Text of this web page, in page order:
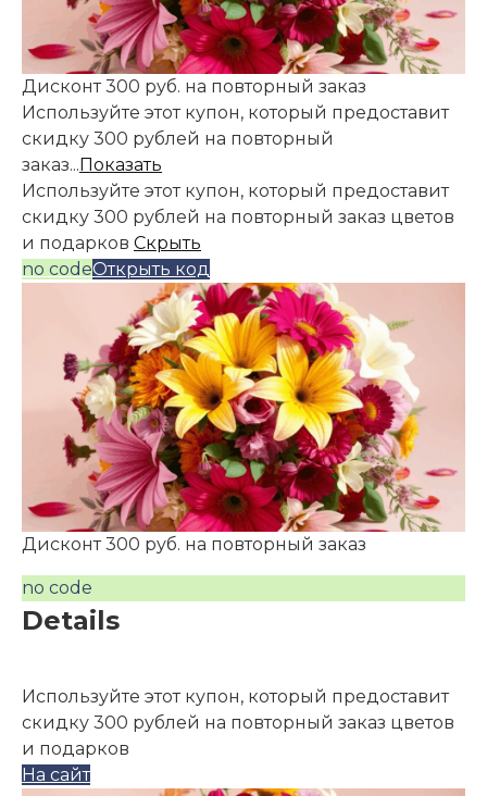
Дисконт 300 руб. на повторный заказ
Используйте этот купон, который предоставит
скидку 300 рублей на повторный
заказ...Показать
Используйте этот купон, который предоставит
скидку 300 рублей на повторный заказ цветов
и подарков Скрыть
no codeОткрыть код
Дисконт 300 руб. на повторный заказ
no code
Details
Используйте этот купон, который предоставит
скидку 300 рублей на повторный заказ цветов
и подарков
На сайт